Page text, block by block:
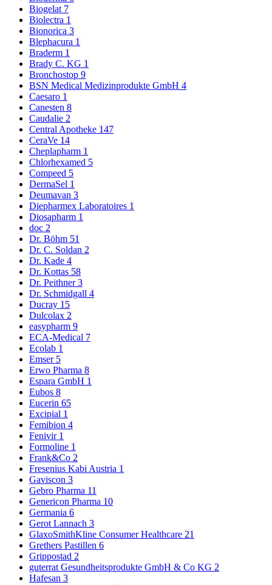
Biogelat 7
Biolectra 1
Bionorica 3
Blephacura 1
Braderm 1
Brady C. KG 1
Bronchostop 9
BSN Medical Medizinprodukte GmbH 4
Caesaro 1
Canesten 8
Caudalie 2
Central Apotheke 147
CeraVe 14
Cheplapharm 1
Chlorhexamed 5
Compeed 5
DermaSel 1
Deumavan 3
Diepharmex Laboratoires 1
Diosapharm 1
doc 2
Dr. Böhm 51
Dr. C. Soldan 2
Dr. Kade 4
Dr. Kottas 58
Dr. Peithner3
Dr. Schmidgall 4
Ducray 15
Dulcolax 2
easypharm 9
ECA-Medical 7
Ecolab 1
Emser 5
Erwo Pharma 8
Espara GmbH 1
Eubos 8
Eucerin 65
Excipial 1
Femibion 4
Fenivir 1
Formoline 1
Frank&Co 2
Fresenius Kabi Austria 1
Gaviscon 3
Gebro Pharma 11
Genericon Pharma 10
Germania 6
Gerot Lannach 3
GlaxoSmithKline Consumer Healthcare 21
Grethers Pastillen 6
Grippostad 2
guterrat Gesundheitsprodukte GmbH & Co KG 2
Hafesan 3